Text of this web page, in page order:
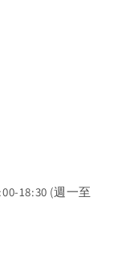
18:30 (週一至